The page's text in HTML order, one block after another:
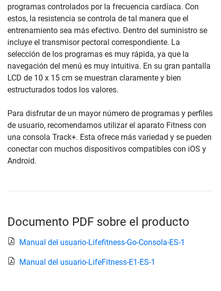
programas controlados por la frecuencia cardíaca. Con
estos, la resistencia se controla de tal manera que el
entrenamiento sea más efectivo. Dentro del suministro se
incluye el transmisor pectoral correspondiente. La
selección de los programas es muy rápida, ya que la
navegación del menú es muy intuitiva. En su gran pantalla
LCD de 10 x 15 cm se muestran claramente y bien
estructurados todos los valores.
Para disfrutar de un mayor número de programas y perfiles
de usuario, recomendamos utilizar el aparato Fitness con
una consola Track+. Esta ofrece más variedad y se pueden
conectar con muchos dispositivos compatibles con iOS y
Android.
Documento PDF sobre el producto
Manual del usuario-Lifefitness-Go-Consola-ES-1
Manual del usuario-LifeFitness-E1-ES-1